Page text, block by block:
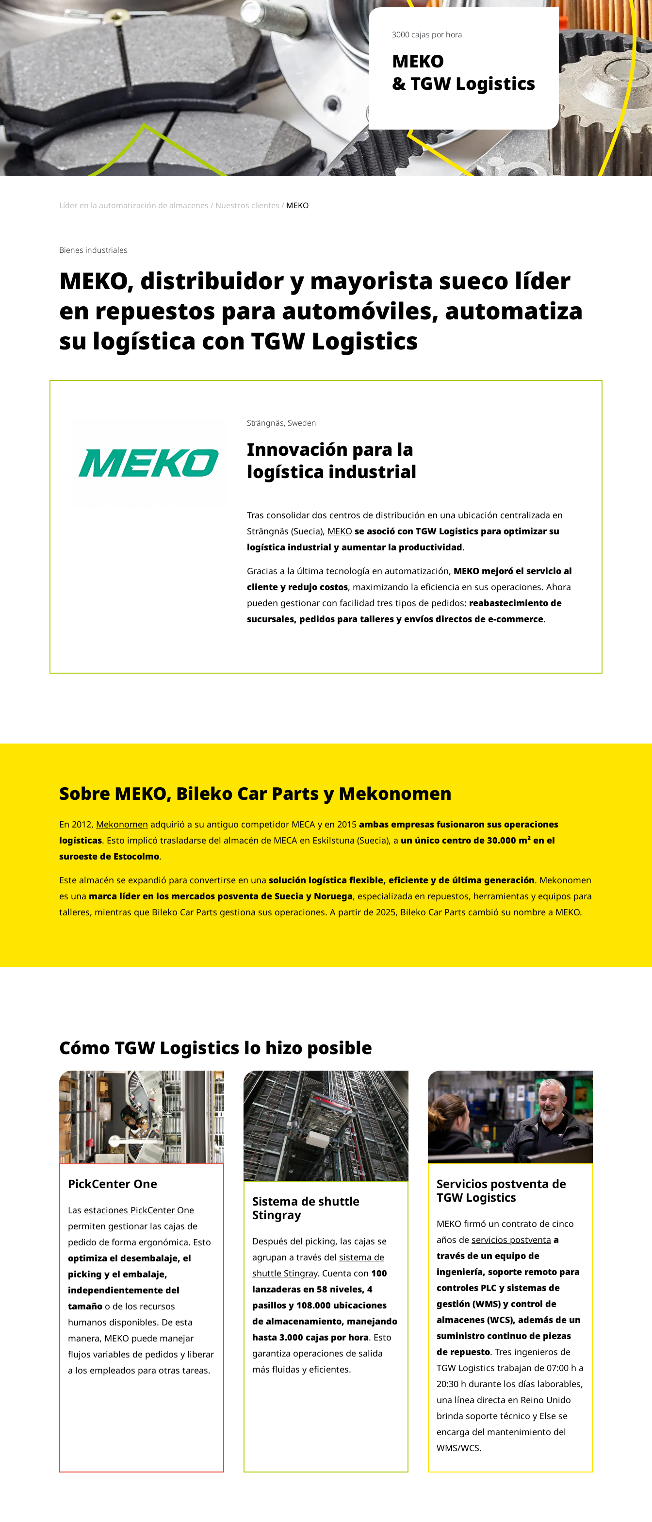
3000 cajas por hora
MEKO
& TGW Logistics
Líder en la automatización de almacenes Nuestros clientes MEKO
Bienes industriales
MEKO, distribuidor y mayorista sueco líder
en repuestos para automóviles, automatiza
su logística con TGW Logistics
Strängnäs, Sweden
Innovación para la
logística industrial
Tras consolidar dos centros de distribución en una ubicación centralizada en
Strängnäs (Suecia), MEKO se asoció con TGW Logistics para optimizar su
logística industrial y aumentar la productividad.
Gracias a la última tecnología en automatización, MEKO mejoró el servicio al
cliente y redujo costos, maximizando la eficiencia en sus operaciones. Ahora
pueden gestionar con facilidad tres tipos de pedidos: reabastecimiento de
sucursales, pedidos para talleres y envíos directos de e-commerce.
Sobre MEKO, Bileko Car Parts y Mekonomen
En 2012, Mekonomen adquirió a su antiguo competidor MECA y en 2015 ambas empresas fusionaron sus operaciones
logísticas. Esto implicó trasladarse del almacén de MECA en Eskilstuna (Suecia), a un único centro de 30.000 m² en el
suroeste de Estocolmo.
Este almacén se expandió para convertirse en una solución logística flexible, eficiente y de última generación. Mekonomen
es una marca líder en los mercados posventa de Suecia y Noruega, especializada en repuestos, herramientas y equipos para
talleres, mientras que Bileko Car Parts gestiona sus operaciones. A partir de 2025, Bileko Car Parts cambió su nombre a MEKO.
Cómo TGW Logistics lo hizo posible
PickCenter One
Las estaciones PickCenter One
permiten gestionar las cajas de
pedido de forma ergonómica. Esto
optimiza el desembalaje, el
picking y el embalaje,
independientemente del
tamaño o de los recursos
humanos disponibles. De esta
manera, MEKO puede manejar
flujos variables de pedidos y liberar
a los empleados para otras tareas.
Sistema de shuttle
Stingray
Después del picking, las cajas se
agrupan a través del sistema de
shuttle Stingray. Cuenta con 100
lanzaderas en 58 niveles, 4
pasillos y 108.000 ubicaciones
de almacenamiento, manejando
hasta 3.000 cajas por hora. Esto
garantiza operaciones de salida
más fluidas y eficientes.
Servicios postventa de
TGW Logistics
MEKO firmó un contrato de cinco
años de servicios postventa a
través de un equipo de
ingeniería, soporte remoto para
controles PLC y sistemas de
gestión (WMS) y control de
almacenes (WCS), además de un
suministro continuo de piezas
de repuesto. Tres ingenieros de
TGW Logistics trabajan de 07:00 h a
20:30 h durante los días laborables,
una línea directa en Reino Unido
brinda soporte técnico y Else se
encarga del mantenimiento del
WMS/WCS.